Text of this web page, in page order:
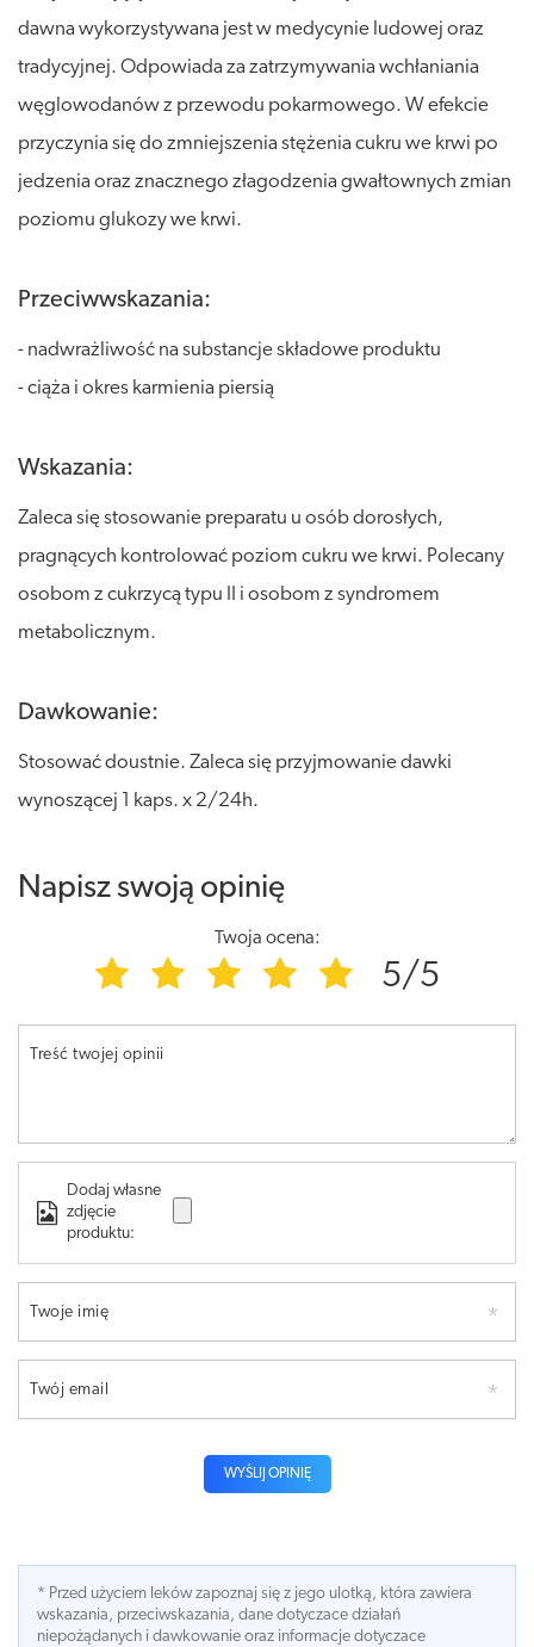
dawna wykorzystywana jest w medycynie ludowej oraz
tradycyjnej. Odpowiada za zatrzymywania wchłaniania
węglowodanów z przewodu pokarmowego. W efekcie
przyczynia się do zmniejszenia stężenia cukru we krwi po
jedzenia oraz znacznego złagodzenia gwałtownych zmian
poziomu glukozy we krwi.
Przeciwwskazania:
- nadwrażliwość na substancje składowe produktu
- ciąża i okres karmienia piersią
Wskazania:
Zaleca się stosowanie preparatu u osób dorosłych,
pragnących kontrolować poziom cukru we krwi. Polecany
osobom z cukrzycą typu II i osobom z syndromem
metabolicznym.
Dawkowanie:
Stosować doustnie. Zaleca się przyjmowanie dawki
wynoszącej 1 kaps. x 2/24h.
Napisz swoją opinię
Twoja ocena:
5/5
Treść twojej opinii
Dodaj własne
zdjęcie
produktu:
Twoje imię
Twój email
WYŚLIJ OPINIĘ
* Przed użyciem leków zapoznaj się z jego ulotką, która zawiera
wskazania, przeciwskazania, dane dotyczace działań
niepożądanych i dawkowanie oraz informacje dotyczace